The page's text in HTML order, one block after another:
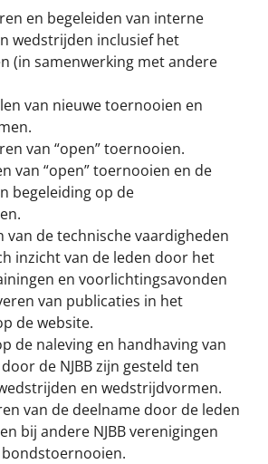
en begeleiden van interne
wedstrijden inclusief het
(in samenwerking met andere
van nieuwe toernooien en
van “open” toernooien.
van “open” toernooien en de
begeleiding op de
van de technische vaardigheden
inzicht van de leden door het
en voorlichtingsavonden
van publicaties in het
de website.
de naleving en handhaving van
de NJBB zijn gesteld ten
en wedstrijdvormen.
van de deelname door de leden
bij andere NJBB verenigingen